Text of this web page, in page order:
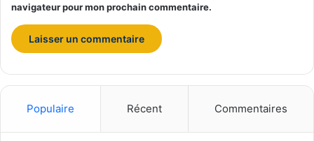
navigateur pour mon prochain commentaire.
Populaire Récent Commentaires